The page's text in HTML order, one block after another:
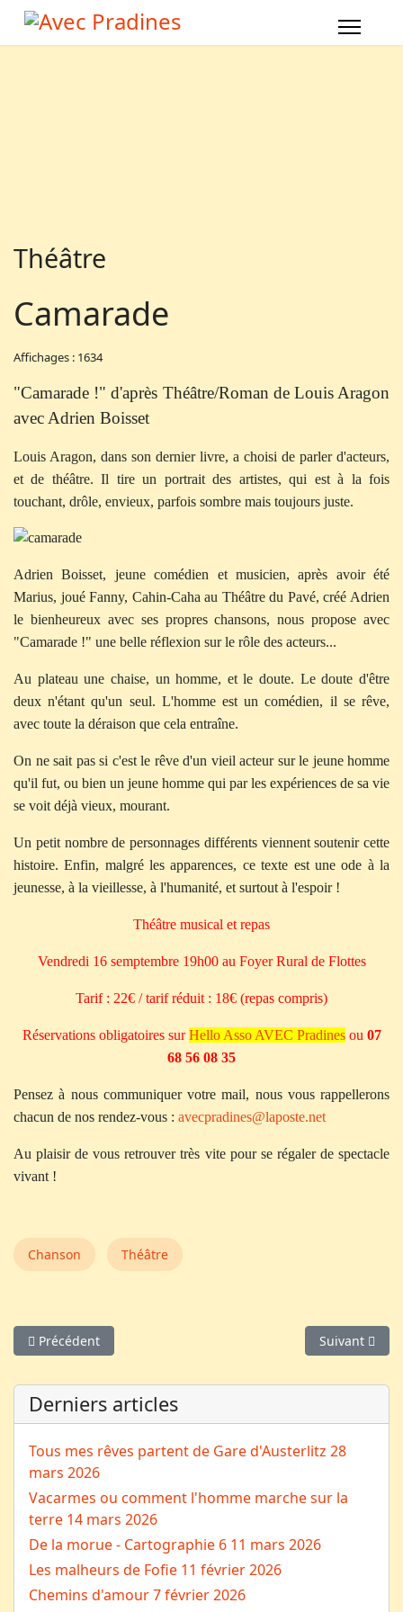
Théâtre
Camarade
Affichages : 1634
"Camarade !" d'après Théâtre/Roman de Louis Aragon
avec Adrien Boisset
Louis Aragon, dans son dernier livre, a choisi de parler d'acteurs,
et de théâtre. Il tire un portrait des artistes, qui est à la fois
touchant, drôle, envieux, parfois sombre mais toujours juste.
Adrien Boisset, jeune comédien et musicien, après avoir été
Marius, joué Fanny, Cahin-Caha au Théâtre du Pavé, créé Adrien
le bienheureux avec ses propres chansons, nous propose avec
"Camarade !" une belle réflexion sur le rôle des acteurs...
Au plateau une chaise, un homme, et le doute. Le doute d'être
deux n'étant qu'un seul. L'homme est un comédien, il se rêve,
avec toute la déraison que cela entraîne.
On ne sait pas si c'est le rêve d'un vieil acteur sur le jeune homme
qu'il fut, ou bien un jeune homme qui par les expériences de sa vie
se voit déjà vieux, mourant.
Un petit nombre de personnages différents viennent soutenir cette
histoire. Enfin, malgré les apparences, ce texte est une ode à la
jeunesse, à la vieillesse, à l'humanité, et surtout à l'espoir !
Théâtre musical et repas
Vendredi 16 semptembre 19h00 au Foyer Rural de Flottes
Tarif : 22€ / tarif réduit : 18€ (repas compris)
Réservations obligatoires surHello Asso AVEC Pradinesou 07
68 56 08 35
Pensez à nous communiquer votre mail, nous vous rappellerons
chacun de nos rendez-vous : avecpradines@laposte.net
Au plaisir de vous retrouver très vite pour se régaler de spectacle
vivant !
Chanson Théâtre
Article précédent : Direction Critorium
Précédent Article
Suivant
Derniers articles
Tous mes rêves partent de Gare d'Austerlitz 28
mars 2026
Vacarmes ou comment l'homme marche sur la
terre 14 mars 2026
De la morue - Cartographie 6 11 mars 2026
Les malheurs de Fofie 11 février 2026
Chemins d'amour7 février 2026